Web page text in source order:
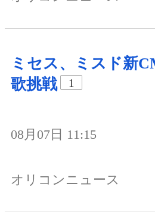
ミセス、ミスド新
歌挑戦
1
08月07日 11:15
オリコンニュース